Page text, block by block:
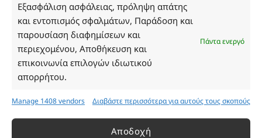
Εξασφάλιση ασφάλειας, πρόληψη απάτης
και εντοπισμός σφαλμάτων, Παράδοση και
παρουσίαση διαφημίσεων και
περιεχομένου, Αποθήκευση και
επικοινωνία επιλογών ιδιωτικού
απορρήτου.
Πάντα ενεργό
Manage 1408 vendors Διαβάστε περισσότερα για αυτούς τους σκοπούς
Αποδοχή
καταναλωτή. Όλα μας τα προϊόντα είναι τύπου, σε
χύμα μορφή και είναι εμπνευσμένα από τα
αντίστοιχα αυθεντικά γνωστών οίκων. Οι
ονομασίες, οι εικόνες και τα σήματα των
προϊόντων αποτελούν αναφαίρετη και
κατοχυρωμένη εμπορικά ιδιοκτησία των
υπόκεινται σε πνευματικά δικαιώματα.
Με επιφύλαξη κάθε νόμιμου δικαιώματος.